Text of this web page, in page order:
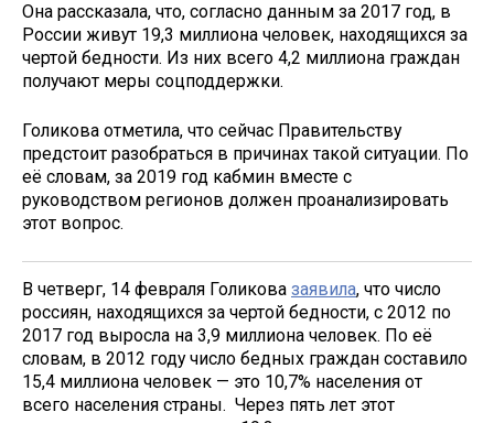
Она рассказала, что, согласно данным за 2017 год, в
России живут 19,3 миллиона человек, находящихся за
чертой бедности. Из них всего 4,2 миллиона граждан
получают меры соцподдержки.
Голикова отметила, что сейчас Правительству
предстоит разобраться в причинах такой ситуации. По
её словам, за 2019 год кабмин вместе с
руководством регионов должен проанализировать
этот вопрос.
В четверг, 14 февраля Голикова заявила, что число
россиян, находящихся за чертой бедности, с 2012 по
2017 год выросла на 3,9 миллиона человек. По её
словам, в 2012 году число бедных граждан составило
15,4 миллиона человек — это 10,7% населения от
всего населения страны. Через пять лет этот